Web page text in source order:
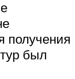
получения
был